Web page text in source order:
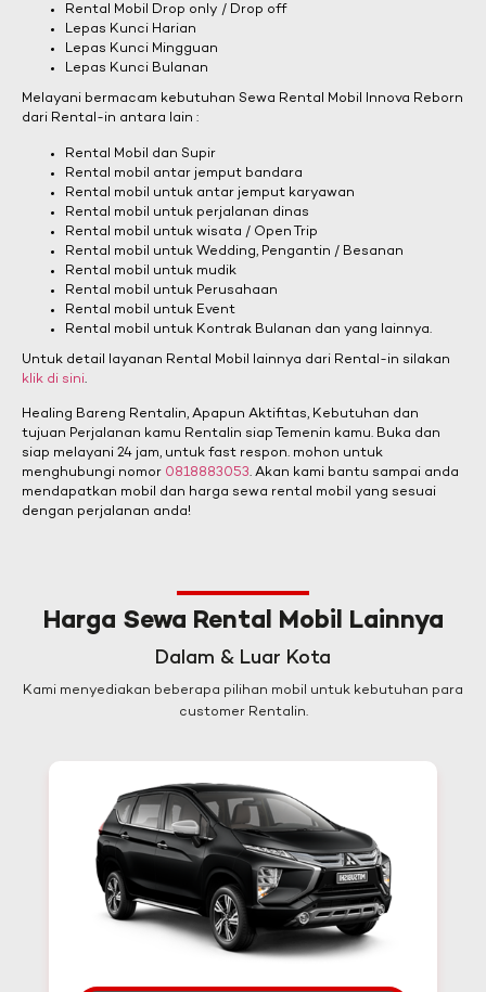
Rental Mobil Drop only / Drop off
Lepas Kunci Harian
Lepas Kunci Mingguan
Lepas Kunci Bulanan
Melayani bermacam kebutuhan Sewa Rental Mobil Innova Reborn
dari Rental-in antara lain :
Rental Mobil dan Supir
Rental mobil antar jemput bandara
Rental mobil untuk antar jemput karyawan
Rental mobil untuk perjalanan dinas
Rental mobil untuk wisata / Open Trip
Rental mobil untuk Wedding, Pengantin / Besanan
Rental mobil untuk mudik
Rental mobil untuk Perusahaan
Rental mobil untuk Event
Rental mobil untuk Kontrak Bulanan dan yang lainnya.
Untuk detail layanan Rental Mobil lainnya dari Rental-in silakan
klik di sini.
Healing Bareng Rentalin, Apapun Aktifitas, Kebutuhan dan
tujuan Perjalanan kamu Rentalin siap Temenin kamu. Buka dan
siap melayani 24 jam, untuk fast respon. mohon untuk
menghubungi nomor 0818883053. Akan kami bantu sampai anda
mendapatkan mobil dan harga sewa rental mobil yang sesuai
dengan perjalanan anda!
Harga Sewa Rental Mobil Lainnya
Dalam & Luar Kota
Kami menyediakan beberapa pilihan mobil untuk kebutuhan para
customer Rentalin.